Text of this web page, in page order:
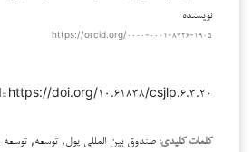
نویسنده
https://orcid.org/۰۰۰۰-۰۰۰۱-۸۷۲۶-۱۹۰۵
https://doi.org/۱۰.۶۱۸۳۸/csjlp.۶.۳.۲۰
کلمات کلیدی: صندوق بین المللی پول, توسعه, توسعه